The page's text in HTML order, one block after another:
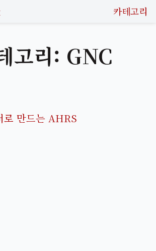
카테고리
고리: GNC
로 만드는 AHRS